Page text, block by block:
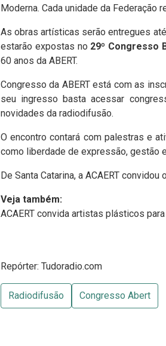
Moderna. Cada unidade da Federação
As obras artísticas serão entregues
estarão expostas no 29º Congresso
60 anos da ABERT.
Congresso da ABERT está com as
seu ingresso basta acessar
novidades da radiodifusão.
O encontro contará com palestras e
como liberdade de expressão, gestão
De Santa Catarina, a ACAERT convidou
Veja também:
ACAERT convida artistas plásticos
Repórter: Tudoradio.com
Radiodifusão Congresso Abert